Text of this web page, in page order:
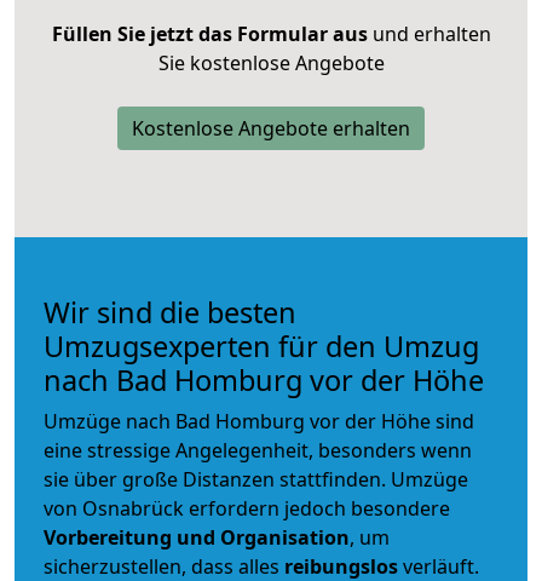
Füllen Sie jetzt das Formular ausund erhalten
Sie kostenlose Angebote
Kostenlose Angebote erhalten
Wir sind die besten
Umzugsexperten für den Umzug
nach Bad Homburg vor der Höhe
Umzüge nach Bad Homburg vor der Höhe sind
eine stressige Angelegenheit, besonders wenn
sie über große Distanzen stattfinden. Umzüge
von Osnabrück erfordern jedoch besondere
Vorbereitung und Organisation, um
sicherzustellen, dass alles reibungslosverläuft.